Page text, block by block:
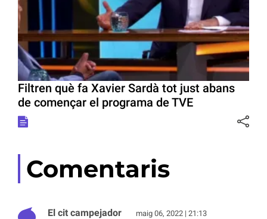
Filtren què fa Xavier Sardà tot just abans
de començar el programa de TVE
Comentaris
El cit campejador maig 06, 2022 | 21:13